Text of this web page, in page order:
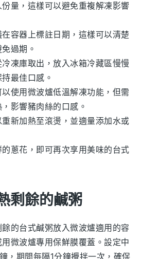
量，這樣可以避免重複解凍影響
容器上標註日期，這樣可以清楚
過期。
冷凍庫取出，放入冰箱冷藏區慢慢
最佳口感。
使用微波爐低溫解凍功能，但需
影響豬肉絲的口感。
重新加熱至滾燙，並適量添加水或
蔥花 ，即可再次享用美味的台式
剩餘的鹹粥
的台式鹹粥放入微波爐適用的容
微波爐專用保鮮膜覆蓋。設定中
，期間每隔1分鐘攪拌一次，確保